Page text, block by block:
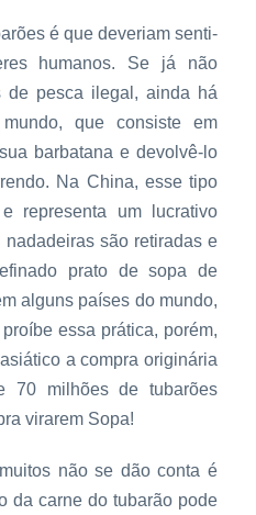
é que deveriam senti-
humanos. Se já não
de pesca ilegal, ainda há
que consiste em
barbatana e devolvê-lo
Na China, esse tipo
representa um lucrativo
são retiradas e
prato de sopa de
alguns países do mundo,
essa prática, porém,
a compra originária
70 milhões de tubarões
virarem Sopa!
não se dão conta é
da carne do tubarão pode